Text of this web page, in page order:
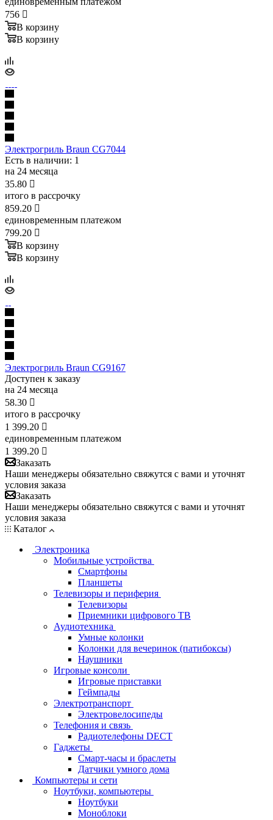
756 
В корзину
В корзину
Электрогриль Braun CG7044
Есть в наличии: 1
на 24 месяца
35.80 
итого в рассрочку
859.20 
единовременным платежом
799.20 
В корзину
В корзину
Электрогриль Braun CG9167
Доступен к заказу
на 24 месяца
58.30 
итого в рассрочку
1 399.20 
единовременным платежом
1 399.20 
Заказать
Наши менеджеры обязательно свяжутся с вами и уточнят
условия заказа
Заказать
Наши менеджеры обязательно свяжутся с вами и уточнят
условия заказа
Каталог
Электроника
Мобильные устройства
Смартфоны
Планшеты
Телевизоры и периферия
Телевизоры
Приемники цифрового ТВ
Аудиотехника
Умные колонки
Колонки для вечеринок (патибоксы)
Наушники
Игровые консоли
Игровые приставки
Геймпады
Электротранспорт
Электровелосипеды
Телефония и связь
Радиотелефоны DECT
Гаджеты
Смарт-часы и браслеты
Датчики умного дома
Компьютеры и сети
Ноутбуки, компьютеры
Ноутбуки
Моноблоки